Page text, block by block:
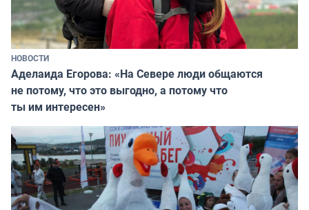
НОВОСТИ
Аделаида Егорова: «На Севере люди общаются
не потому, что это выгодно, а потому что
ты им интересен»